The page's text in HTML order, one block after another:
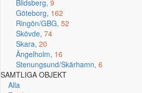
Blidsberg, 9
Göteborg, 162
Ringön/GBG, 52
Skövde, 74
Skara, 20
Ängelholm, 16
Stenungsund/Skärhamn, 6
SAMTLIGA OBJEKT
Alla